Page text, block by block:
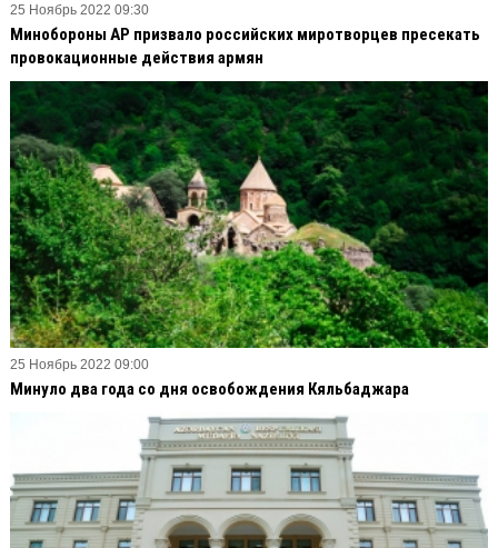
25 Ноябрь 2022 09:30
Минобороны АР призвало российских миротворцев пресекать
провокационные действия армян
25 Ноябрь 2022 09:00
Минуло два года со дня освобождения Кяльбаджара